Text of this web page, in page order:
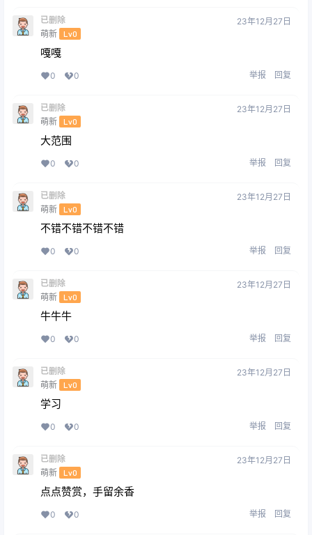
已删除
萌新 Lv0
23年12月27日
嘎嘎
0 0 举报 回复
已删除
萌新 Lv0
23年12月27日
大范围
0 0 举报 回复
已删除
萌新 Lv0
23年12月27日
不错不错不错不错
0 0 举报 回复
已删除
萌新 Lv0
23年12月27日
牛牛牛
0 0 举报 回复
已删除
萌新 Lv0
23年12月27日
学习
0 0 举报 回复
已删除
萌新 Lv0
23年12月27日
点点赞赏，手留余香
0 0 举报 回复